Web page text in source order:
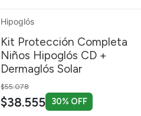
Hipoglós
Kit Protección Completa
Niños Hipoglós CD +
Dermaglós Solar
Price reduced from
$55.078to
$38.555 30% OFF